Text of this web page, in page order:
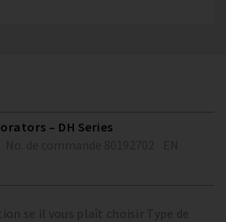
– DH Series
se il vous plaît choisir Type de